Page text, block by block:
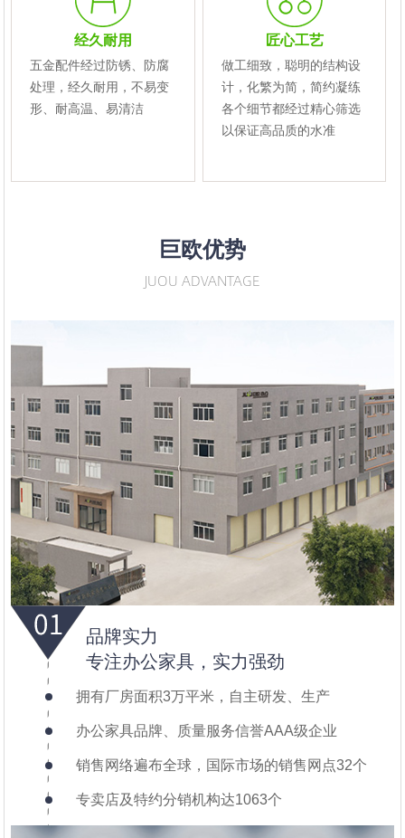
经久耐用
五金配件经过防锈、防腐
处理，经久耐用，不易变
形、耐高温、易清洁
匠心工艺
做工细致，聪明的结构设
计，化繁为简，简约凝练
各个细节都经过精心筛选
以保证高品质的水准
巨欧优势
JUOU ADVANTAGE
品牌实力
专注办公家具，实力强劲
拥有厂房面积3万平米，自主研发、生产
办公家具品牌、质量服务信誉AAA级企业
销售网络遍布全球，国际市场的销售网点32个
专卖店及特约分销机构达1063个